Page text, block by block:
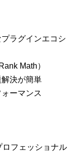
ラグインエコシ
Math）
決が簡単
ーマンス
フェッショナル